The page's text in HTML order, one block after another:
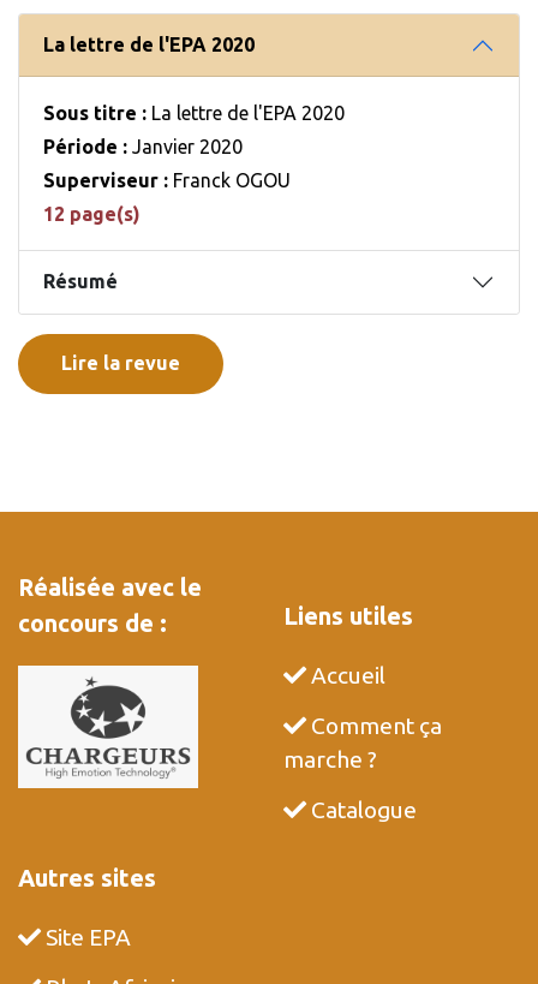
La lettre de l'EPA 2020
Sous titre : La lettre de l'EPA 2020
Période : Janvier 2020
Superviseur : Franck OGOU
12 page(s)
Résumé
Lire la revue
Réalisée avec le
concours de :
Liens utiles
Accueil
Comment ça
marche ?
Catalogue
Autres sites
Site EPA